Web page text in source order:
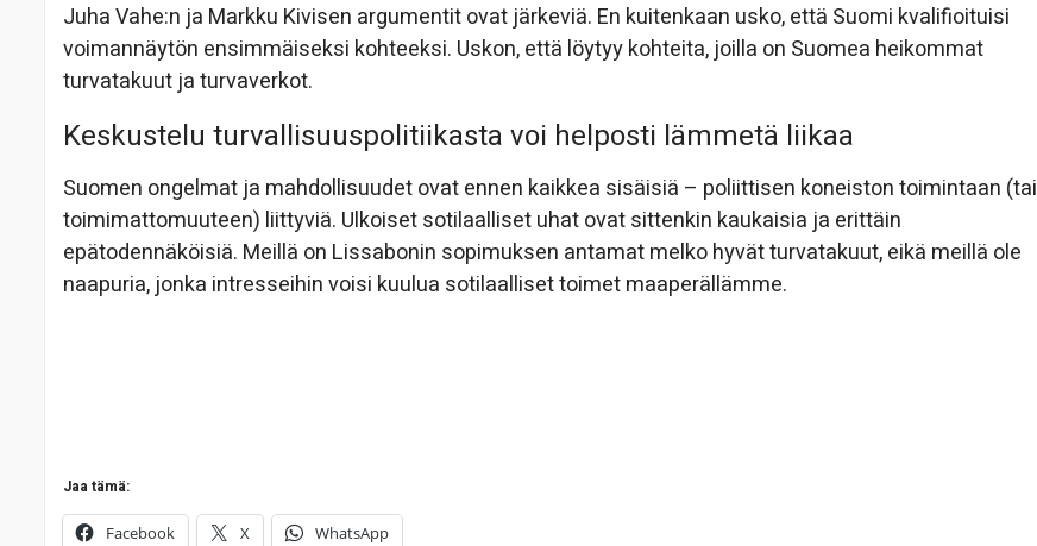
Juha Vahe:n ja Markku Kivisen argumentit ovat järkeviä. En kuitenkaan usko, että Suomi kvalifioituisi
voimannäytön ensimmäiseksi kohteeksi. Uskon, että löytyy kohteita, joilla on Suomea heikommat
turvatakuut ja turvaverkot.
Keskustelu turvallisuuspolitiikasta voi helposti lämmetä liikaa
Suomen ongelmat ja mahdollisuudet ovat ennen kaikkea sisäisiä – poliittisen koneiston toimintaan (tai
toimimattomuuteen) liittyviä. Ulkoiset sotilaalliset uhat ovat sittenkin kaukaisia ja erittäin
epätodennäköisiä. Meillä on Lissabonin sopimuksen antamat melko hyvät turvatakuut, eikä meillä ole
naapuria, jonka intresseihin voisi kuulua sotilaalliset toimet maaperällämme.
Jaa tämä:
Facebook X WhatsApp